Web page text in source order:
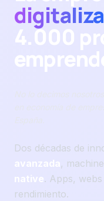
4.000
Dos décadas de
avanzada,
native. Apps,
rendimiento.